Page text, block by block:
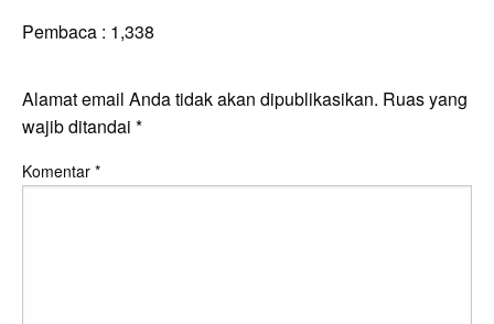
Pembaca : 1,338
Alamat email Anda tidak akan dipublikasikan. Ruas yang
wajib ditandai *
Komentar *